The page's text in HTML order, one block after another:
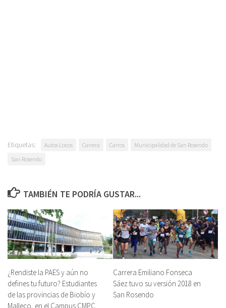
Etiquetas: Autos Locos Carrera Carros
Municipalidad de San Rosendo
San Rosendo
TAMBIÉN TE PODRÍA GUSTAR...
¿Rendiste la PAES y aún no
defines tu futuro? Estudiantes
de las provincias de Biobío y
Malleco, en el Campus CMPC
Carrera Emiliano Fonseca
Sáez tuvo su versión 2018 en
San Rosendo